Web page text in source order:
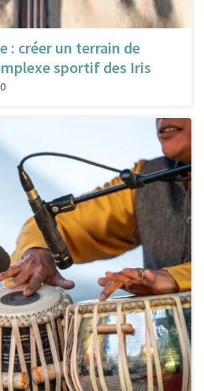
: créer un terrain de
sportif des Iris
0